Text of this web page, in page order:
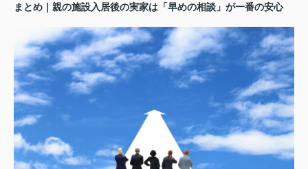
まとめ｜親の施設入居後の実家は「早めの相談」が一番の安心